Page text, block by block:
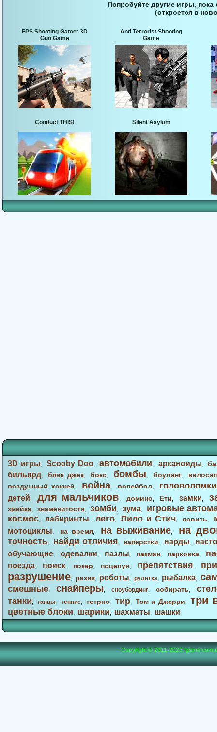
Попробуйте другие игры,
(откроется в
FPS Shooting Game: 3D
Gun Game
Anti Terrorist Shooting
Game
Conduct THIS! Silent Asylum
3D игры,Scooby Doo,автомобили, арканоиды,
бильярд,блек джек,бокс, бомбы, боулинг,
воздушный хоккей, война, волейбол, головоломки
детей, для мальчиков, домино, Ети, замки,
змейка, знаменитости,зомби, зума,
игровые
космос, лабиринты, лего,Лило и Стич,ловить,
мотоциклы, на время, на выживание, на
точность, найди отличия, наперстки, нарды,
обучающие, одевалки, пазлы, пакман, парковка,
поезда, поиск, покер, поцелуи, препятствия,
разрушение, резня, роботы, рулетка, рыбалка,
смешные, снайперы, сноубординг, собирать,
танки,танцы, теннис,тетрис, тир,Том и Джерри, три
цветные блоки, шарики, шахматы, шашки
Copyright © 2011-2026